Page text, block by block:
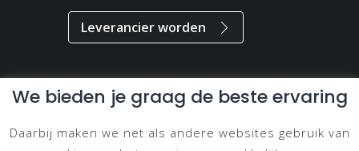
Leverancier worden
Alle rechten voorbehouden // 2021 // Magdeveloper
Privacy & Disclaimer
We bieden je graag de beste ervaring
Daarbij maken we net als andere websites gebruik van